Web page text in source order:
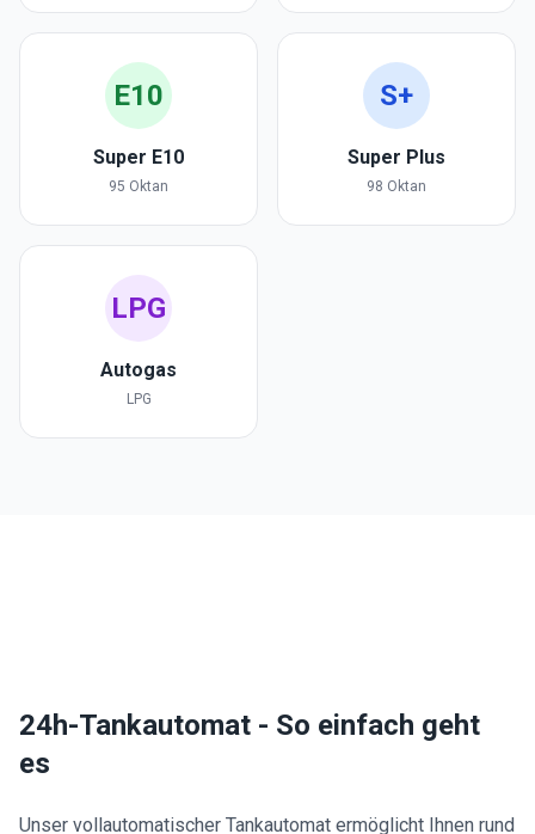
E10
Super E10
95 Oktan
S+
Super Plus
98 Oktan
LPG
Autogas
LPG
24h-Tankautomat - So einfach geht
es
Unser vollautomatischer Tankautomat ermöglicht Ihnen rund